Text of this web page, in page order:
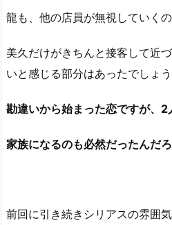
龍も、他の店員が無視していくの
美久だけがきちんと接客して近
いと感じる部分はあったでしょう
勘違いから始まった恋ですが、2
家族になるのも必然だったんだ
前回に引き続きシリアスの雰囲